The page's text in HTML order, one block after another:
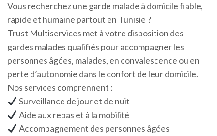
Vous recherchez une garde malade à domicile fiable,
rapide et humaine partout en Tunisie ?
Trust Multiservices met à votre disposition des
gardes malades qualifiés pour accompagner les
personnes âgées, malades, en convalescence ou en
perte d’autonomie dans le confort de leur domicile.
Nos services comprennent :
Surveillance de jour et de nuit
Aide aux repas et à la mobilité
Accompagnement des personnes âgées